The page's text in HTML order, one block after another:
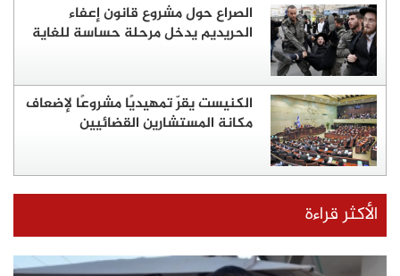
الصراع حول مشروع قانون إعفاء
الحريديم يدخل مرحلة حساسة للغاية
الكنيست يقرّ تمهيديًا مشروعًا لإضعاف
مكانة المستشارين القضائيين
الأكثر قراءة